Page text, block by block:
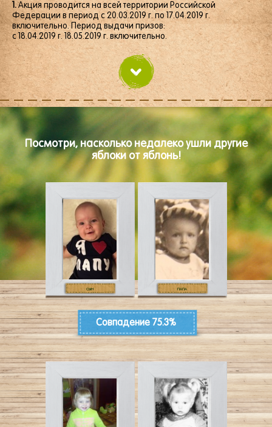
1.Акция проводится на всей территории Российской
Федерации в период с 20.03.2019 г. по 17.04.2019 г.
включительно. Период выдачи призов:
с 18.04.2019 г. 18.05.2019 г. включительно.
2. Организатором Акции выступает АО «ПРОГРЕСС» (398902 г.
Липецк, ул. Ангарская, владение 2.).
3. Цель Акции — формирования и поддержание интереса
к продукции под товарным знаком «ФрутоНяня» категории
«Соки».
Акция является открытой и проводится на сайте
yabloko.frutonyanya.ru в соответствии с настоящими правилами
проведения Акции, а также с действующим
законодательством.
5.Призовым фондом в Акции является 20 упаковок с 27-ю
пачками сока ФрутоНяня (0,2 л).
Ссылка на pdf-версию полных правил акции
Посмотри, насколько недалеко ушлидругие
яблоки от яблонь!
СЫН ПАПА
Совпадение 75.3%